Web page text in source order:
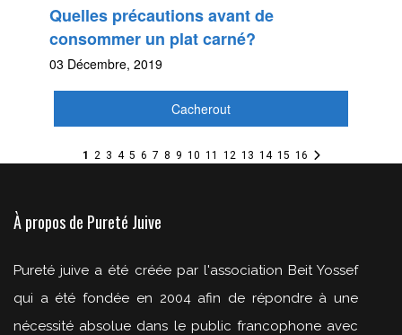
Quelles précautions avant de
consommer un plat carné?
03 Décembre, 2019
Cacherout
1 2 3 4 5 6 7 8 9 10 11 12 13 14 15 16
À propos de Pureté Juive
Pureté juive a été créée par l'association Beit Yossef
qui a été fondée en 2004 afin de répondre à une
nécessité absolue dans le public francophone avec